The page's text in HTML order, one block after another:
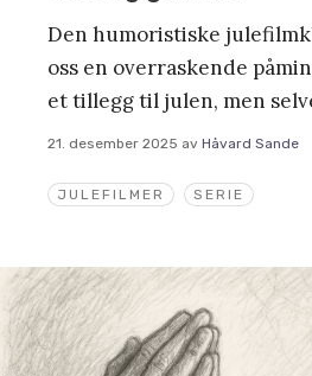
JULEFILMER SERIE
Den humoristiske
oss en overraskende
et tillegg til julen, men
21. desember 2025 av Håvard Sande